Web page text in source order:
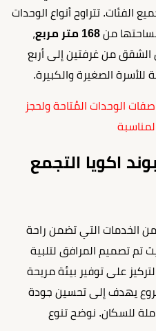
الفئات. تتراوح أنواع الوحدات
من 168 متر مربع
،
الشقق من غرفتين إلى أربع
الصغيرة والكبيرة.
الوحدات المُتاحة ولحجز
اكويا التجمع
الخدمات التي تضمن راحة
تم تصميم المرافق لتلبية
على توفير بيئة مريحة
يهدف إلى تحسين جودة
للسكان. نوضح تنوع